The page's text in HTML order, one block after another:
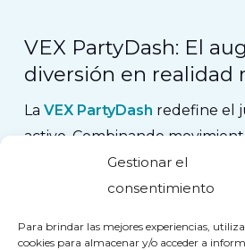
Gestionar el
consentimiento
Para brindar las mejores experiencias,
cookies para almacenar y/o acceder a
VEX PartyDash: El
diversión en realidad
La VEX PartyDash redefine el
activo.Combinando
interactivos de realidad mixta,
adaptable. Perfecto para salas
entretenimiento.